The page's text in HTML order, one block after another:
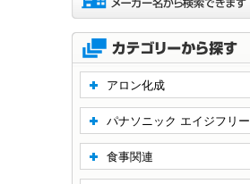
アロン化成
パナソニック エイジフリー
食事関連